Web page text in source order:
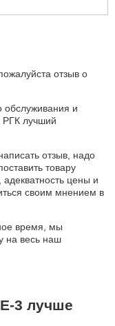
отзыв о
обслуживания и
РГК лучший
отзыв, надо
товару
адекватность цены и
своим мнением в
время, мы
на весь наш
3 лучше